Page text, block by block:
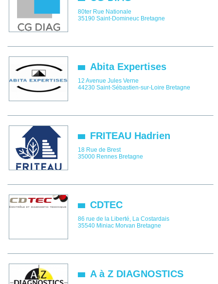
80ter Rue Nationale
35190 Saint-Domineuc Bretagne
Abita Expertises
12 Avenue Jules Verne
44230 Saint-Sébastien-sur-Loire Bretagne
FRITEAU Hadrien
18 Rue de Brest
35000 Rennes Bretagne
CDTEC
86 rue de la Liberté, La Costardais
35540 Miniac Morvan Bretagne
A à Z DIAGNOSTICS